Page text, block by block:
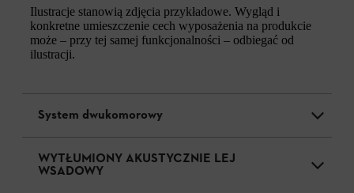
Ilustracje stanowią zdjęcia przykładowe. Wygląd i
konkretne umieszczenie cech wyposażenia na produkcie
może – przy tej samej funkcjonalności – odbiegać od
ilustracji.
System dwukomorowy
WYTŁUMIONY AKUSTYCZNIE LEJ
WSADOWY